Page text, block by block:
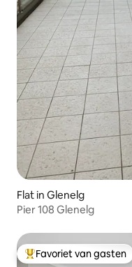
Flat in Glenelg
Pier 108 Glenelg
Topfavoriet van gasten
Favoriet van gasten